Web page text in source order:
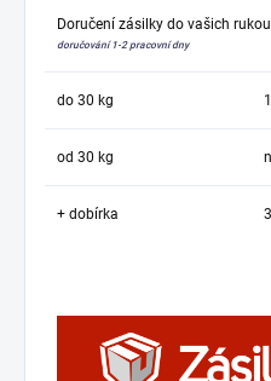
Doručení zásilky do vašich
doručování 1-2 pracovní dny
do 30 kg
od 30 kg
+ dobírka